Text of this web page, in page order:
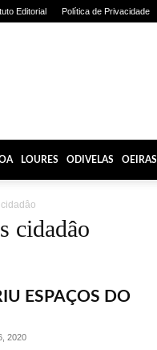
Editorial Política de Privacidade
LOURES ODIVELAS OEIRAS
cidadâo
ESPAÇOS DO
2020